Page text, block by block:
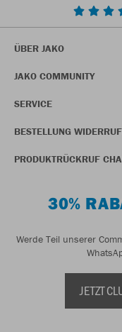
ÜBER JAKO
JAKO COMMUNITY
SERVICE
BESTELLUNG
PRODUKTRÜCKRUF
30%
Werde Teil unserer
JETZT